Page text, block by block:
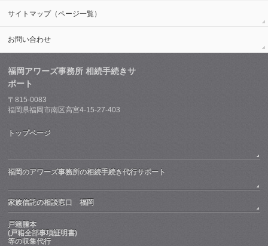
サイトマップ（ページ一覧）
お問い合わせ
福岡アワーズ事務所 相続手続きサ
ポート
〒815-0083
福岡県福岡市南区高宮4-15-27-403
トップページ
福岡のアワーズ事務所の相続手続き代行サポート
家族信託の相談窓口 福岡
戸籍謄本
(戸籍全部事項証明書)
等の収集代行